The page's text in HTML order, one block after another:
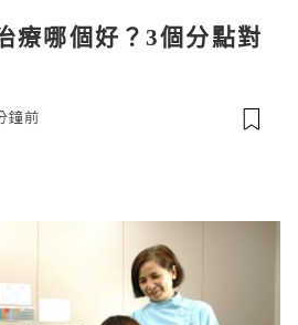
療哪個好？3個分點對
鐘前